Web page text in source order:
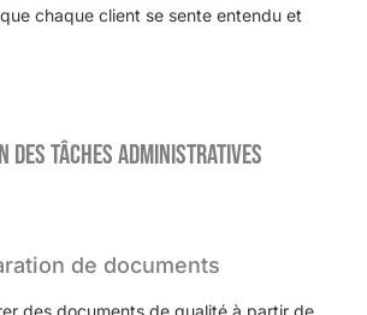
chaque client se sente entendu et
des tâches administratives
de documents